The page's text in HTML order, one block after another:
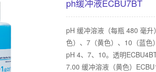
ph缓冲液ECBU7BT
pH 缓冲溶液（每瓶 480 毫
色）、7（黄色）、10（蓝色
pH 4、7、10。透明
7.00 缓冲溶液（黄色）